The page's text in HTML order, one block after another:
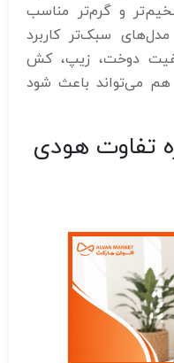
و گرم‌تر مناسب
مدل‌های سبک‌تر کاربرد
دوخت، زیپ، کش
می‌تواند باعث شود
تفاوت هودی